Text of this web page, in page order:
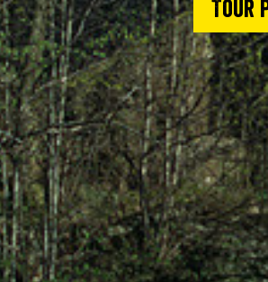
Tour